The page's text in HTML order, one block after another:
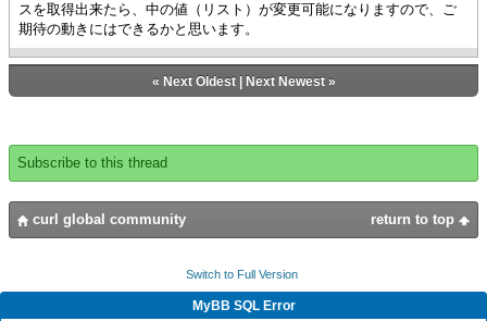
{if-non-null gc= g.graphical-children then
{whiletruedo
{def(child:any,eof?:bool) = {gc.read-
{output"Child TYPE:"& {type-
class:"&child.style
{output"sclass:"&sclass}
{if {type
of child} ==tandchild.style-
{returnchild asa Box
}
{ifnot(child isa Box)then{continue}}
スを取得出来たら、中の値（リスト）が変更可能になりますので、ご
期待の動きにはできるかと思います。
« Next Oldest| Next Newest»
Subscribe to this thread
return to top
curl global community
Switch to Full Version
MyBB SQL Error